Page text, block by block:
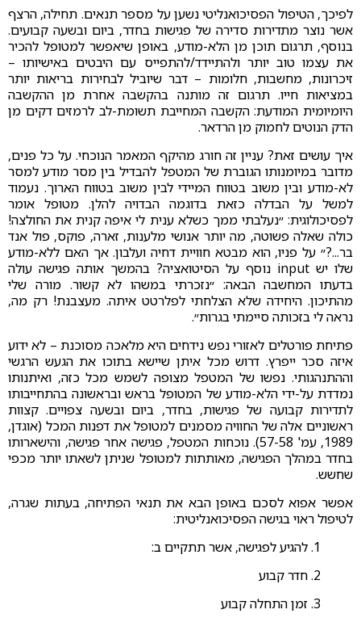
לפיכך, הטיפול הפסיכואנליטי נשען על מספר תנאים. תחילה, הרצף
אשר נוצר מתדירות סדירה של פגישות בחדר, ביום ובשעה קבועים.
בנוסף, תרגום תוכן מן הלא-מודע, באופן שיאפשר למטופל להכיר
את עצמו טוב יותר ולהתיידד/להתפייס עם היבטים באישיותו –
זיכרונות, מחשבות, חלומות – דבר שיוביל לבחירות בריאות יותר
במציאות חייו. תרגום זה מותנה בהקשבה אחרת מן ההקשבה
היומיומית המודעת: הקשבה המחייבת תשומת-לב לרמזים דקים מן
הדק הנוטים לחמוק מן הרדאר.
איך עושים זאת? עניין זה חורג מהיקף המאמר הנוכחי. על כל פנים,
מדובר במיומנותו הגוברת של המטפל להבדיל בין מסר מודע למסר
לא-מודע ובין משוב בטווח המיידי לבין משוב בטווח הארוך. נעמוד
למשל על הבדלה כזאת בדוגמה הבדויה להלן. מטופל אומר
לפסיכולוגית: ״נעלבתי ממך כשלא ענית לי איפה קנית את החולצה!
כולה שאלה פשוטה, מה יותר אנושי מלענות, זארה, פוקס, פול אנד
בר...?״ על פניו, הוא מבטא חוויית דחיה ועלבון. אך האם ללא-מודע
שלו יש input נוסף על הסיטואציה? בהמשך אותה פגישה עולה
בדעתו המחשבה הבאה: ״נזכרתי במשהו לא קשור. מורה שלי
מהתיכון. היחידה שלא הצלחתי לפלרטט איתה. מעצבנת! רק מה,
נראה לי בזכותה סיימתי בגרות״.
פתיחת פורטלים לאזורי נפש נידחים היא מלאכה מסוכנת – לא ידוע
איזה סכר ייפרץ. דרוש מכל איתן שיישא בתוכו את הגעש הרגשי
וההתנהגותי. נפשו של המטפל מצופה לשמש מכל כזה, ואיתנותו
נמדדת על-ידי הלא-מודע של המטופל בראש ובראשונה בהתחייבותו
לתדירות קבועה של פגישות, בחדר, ביום ובשעה צפויים. קצוות
ראשוניים אלה של החוויה מסמנים למטופל את דפנות המכל (אוגדן,
1989, עמ' 57-58). נוכחות המטפל, פגישה אחר פגישה, והישארותו
בחדר במהלך הפגישה, מאותתות למטופל שניתן לשאתו יותר מכפי
שחשש.
אפשר אפוא לסכם באופן הבא את תנאי הפתיחה, בעתות שגרה,
לטיפול ראוי בגישה הפסיכואנליטית:
1. להגיע לפגישה, אשר תתקיים ב:
2. חדר קבוע
3. זמן התחלה קבוע